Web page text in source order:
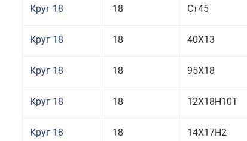
Круг 18 18 Ст45
Круг 18 18 40Х13
Круг 18 18 95Х18
Круг 18 18 12Х18Н10Т
Круг 18 18 14Х17Н2